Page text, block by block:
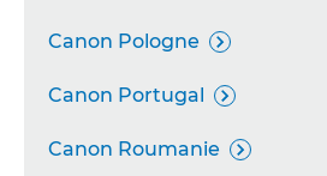
Canon Pologne 
Canon Portugal 
Canon Roumanie 